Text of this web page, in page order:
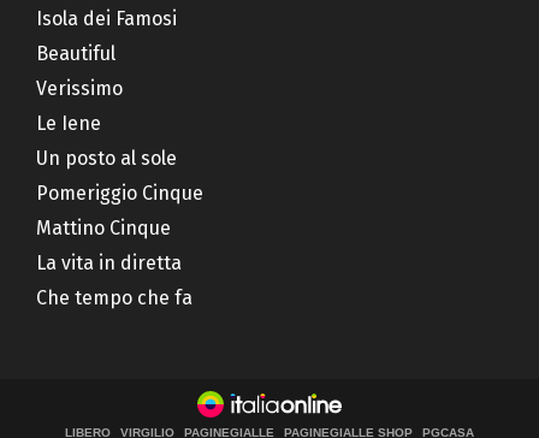
Isola dei Famosi
Beautiful
Verissimo
Le Iene
Un posto al sole
Pomeriggio Cinque
Mattino Cinque
La vita in diretta
Che tempo che fa
LIBERO VIRGILIO PAGINEGIALLE PAGINEGIALLE SHOP PGCASA